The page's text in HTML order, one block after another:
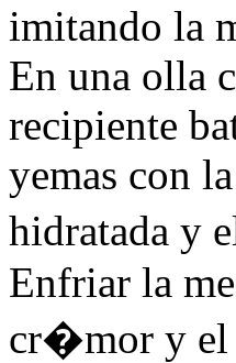
imitando la
En una olla
recipiente
yemas con
hidratada y
Enfriar la
cr�mor y el